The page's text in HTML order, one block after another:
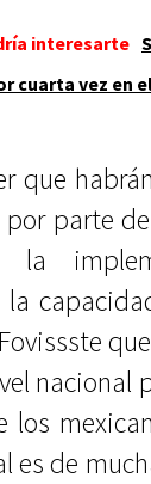
interesarte
cuarta vez en
que
parte
la
nacional
los
es de